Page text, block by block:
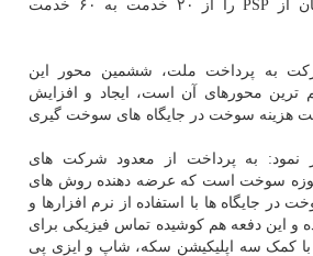
خدمات دریافتی مشتریان از PSP را از ۲۰ خدمت به ۶۰ خدمت
به پرداخت ملت، ششمین محور این
ترین محورهای آن است، ایجاد و افزایش
هزینه سوخت در جایگاه های سوخت گیری
نمود: به پرداخت از معدود شرکت های
حوزه سوخت است که عرضه دهنده روش های
در جایگاه ها با استفاده از نرم افزارها و
و این دفعه هم کوشیده تماس فیزیکی برای
با کمک سه اپلیکیشن سکه، شاپ و ایزی پی